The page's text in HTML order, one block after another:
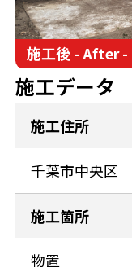
施工後 - After -
施工データ
施工住所
千葉市中央区
施工箇所
物置